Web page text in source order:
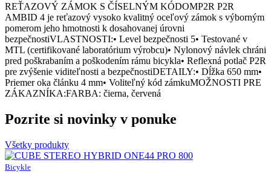
REŤAZOVÝ ZÁMOK S ČÍSELNÝM KÓDOMP2R P2R
AMBID 4 je reťazový vysoko kvalitný oceľový zámok s výborným
pomerom jeho hmotnosti k dosahovanej úrovni
bezpečnostiVLASTNOSTI:• Level bezpečnosti 5• Testované v
MTL (certifikované laboratórium výrobcu)• Nylonový návlek chráni
pred poškrabaním a poškodením rámu bicykla• Reflexná potlač P2R
pre zvýšenie viditeľnosti a bezpečnostiDETAILY:• Dĺžka 650 mm•
Priemer oka článku 4 mm• Voliteľný kód zámkuMOŽNOSTI PRE
ZÁKAZNÍKA:FARBA: čierna, červená
Pozrite si novinky v ponuke
Všetky produkty
Bicykle